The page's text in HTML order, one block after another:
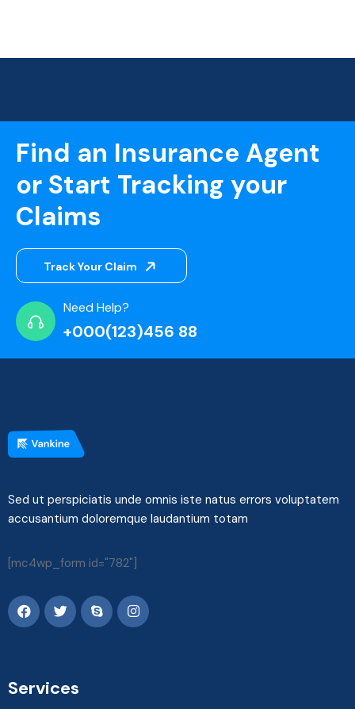
Find an Insurance Agent
or Start Tracking your
Claims
Track Your Claim
Need Help?
+000(123)456 88
Sed ut perspiciatis unde omnis iste natus errors voluptatem
accusantium doloremque laudantium totam
[mc4wp_form id="782"]
Services